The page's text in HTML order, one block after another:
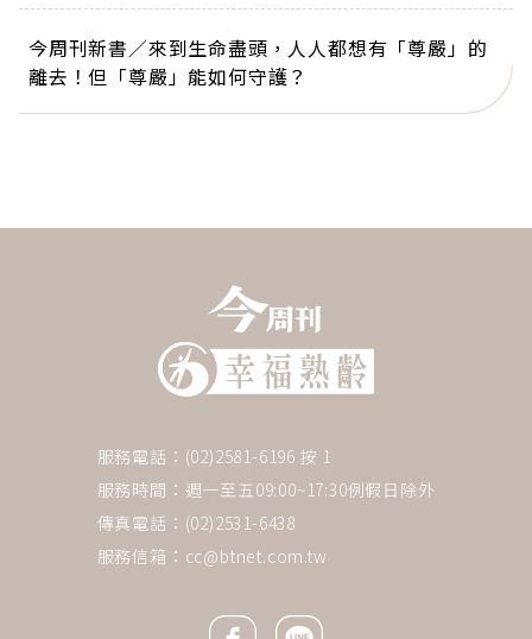
今周刊新書／來到生命盡頭，人人都想有「尊嚴」的
離去！但「尊嚴」能如何守護？
服務電話：(02)2581-6196 按 1
服務時間：週一至五09:00~17:30例假日除外
傳真電話：(02)2531-6438
服務信箱： cc@btnet.com.tw
Facebook icon
Line icon